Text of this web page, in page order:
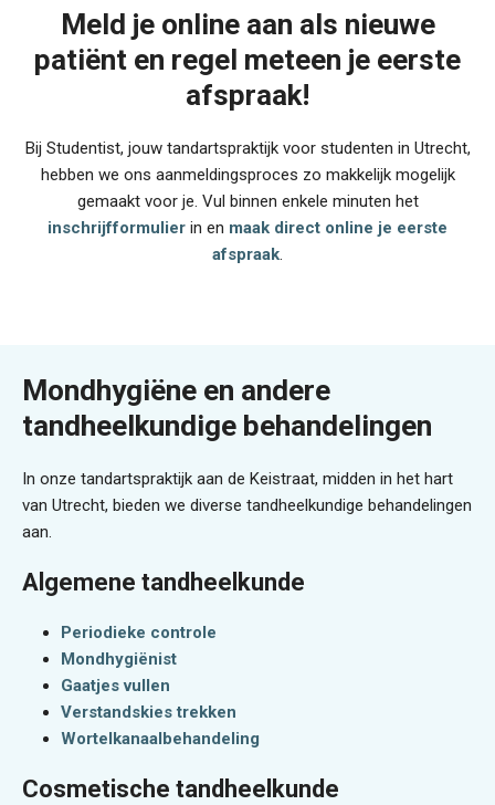
Meld je online aan als nieuwe
patiënt en regel meteen je eerste
afspraak!
Bij Studentist, jouw tandartspraktijk voor studenten in Utrecht,
hebben we ons aanmeldingsproces zo makkelijk mogelijk
gemaakt voor je. Vul binnen enkele minuten het
inschrijfformulier in en maak direct online je eerste
afspraak.
Mondhygiëne en andere
tandheelkundige behandelingen
In onze tandartspraktijk aan de Keistraat, midden in het hart
van Utrecht, bieden we diverse tandheelkundige behandelingen
aan.
Algemene tandheelkunde
Periodieke controle
Mondhygiënist
Gaatjes vullen
Verstandskies trekken
Wortelkanaalbehandeling
Cosmetische tandheelkunde